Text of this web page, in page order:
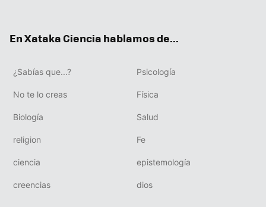
En Xataka Ciencia hablamos de...
¿Sabías que...? Psicología
No te lo creas Física
Biología Salud
religion Fe
ciencia epistemología
creencias dios